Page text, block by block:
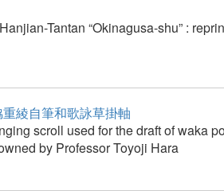
Tantan “Okinagusa-shu” :
重綾自筆和歌詠草掛軸
scroll used for the draft of waka
by Professor Toyoji Hara